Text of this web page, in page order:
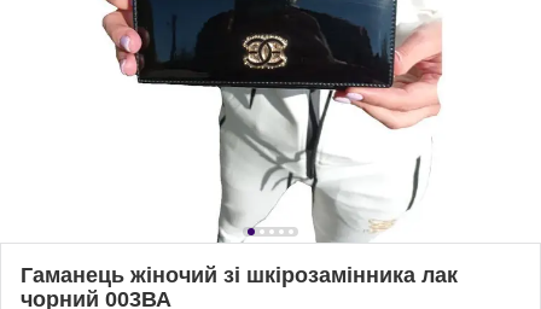
Гаманець жіночий зі шкірозамінника лак
чорний 003ВА